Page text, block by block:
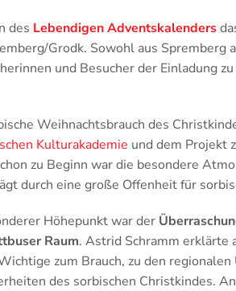
des Lebendigen Adventskalenders
Grodk. Sowohl aus Spremberg
und Besucher der Einladung
Weihnachtsbrauch des
Kulturakademie und dem Projekt
zu Beginn war die besondere
durch eine große Offenheit für
Höhepunkt war der
Raum. Astrid Schramm erklärte
zum Brauch, zu den
des sorbischen Christkindes.